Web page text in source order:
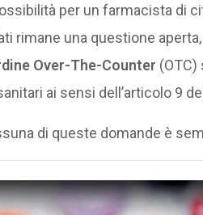
per un farmacista di
rimane una questione
Over-The-Counter
ai sensi dell’articolo 9
di queste domande è